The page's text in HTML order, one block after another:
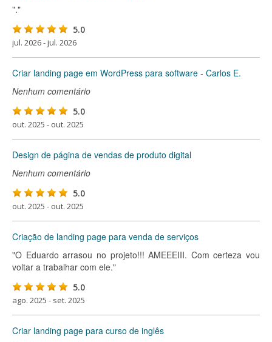
"."
5.0
jul. 2026 - jul. 2026
Criar landing page em WordPress para software - Carlos E.
Nenhum comentário
5.0
out. 2025 - out. 2025
Design de página de vendas de produto digital
Nenhum comentário
5.0
out. 2025 - out. 2025
Criação de landing page para venda de serviços
"O Eduardo arrasou no projeto!!! AMEEEIII. Com certeza vou
voltar a trabalhar com ele."
5.0
ago. 2025 - set. 2025
Criar landing page para curso de inglês